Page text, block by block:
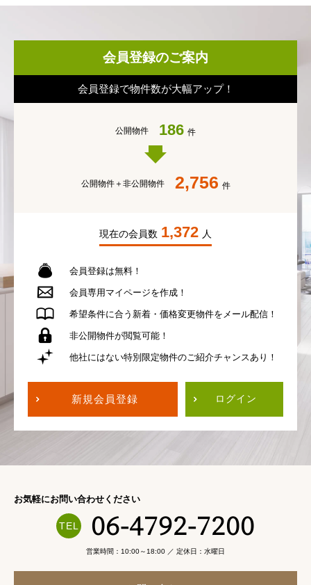
会員登録のご案内
会員登録で物件数が大幅アップ！
公開物件 186 件
公開物件＋非公開物件 2,756 件
現在の会員数 1,372 人
会員登録は無料！
会員専用マイページを作成！
希望条件に合う 新着・価格変更物件を メール配信！
非公開物件が閲覧可能！
他社にはない特別限定物件のご紹介チャンスあり！
新規会員登録 ログイン
お気軽にお問い合わせください
06-4792-7200
営業時間：10:00～18:00 ／ 定休日：水曜日